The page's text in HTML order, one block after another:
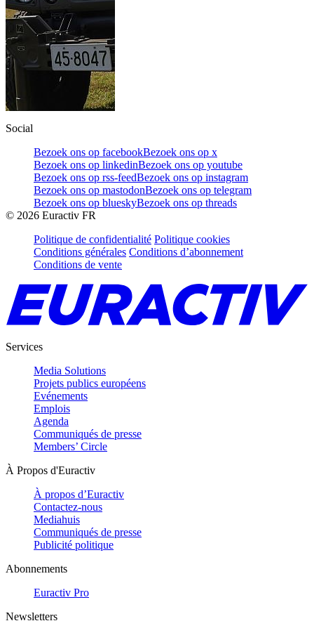
Social
Bezoek ons op facebookBezoek ons op x
Bezoek ons op linkedinBezoek ons op youtube
Bezoek ons op rss-feedBezoek ons op instagram
Bezoek ons op mastodonBezoek ons op telegram
Bezoek ons op blueskyBezoek ons op threads
© 2026 Euractiv FR
Politique de confidentialité Politique cookies
Conditions générales Conditions d’abonnement
Conditions de vente
Services
Media Solutions
Projets publics européens
Evénements
Emplois
Agenda
Communiqués de presse
Members’ Circle
À Propos d'Euractiv
À propos d’Euractiv
Contactez-nous
Mediahuis
Communiqués de presse
Publicité politique
Abonnements
Euractiv Pro
Newsletters